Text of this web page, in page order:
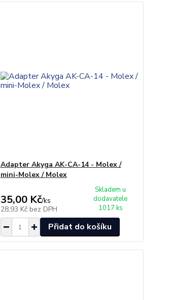
Adapter Akyga AK-CA-14 - Molex /
mini-Molex / Molex
35,00 Kč/ks
28,93 Kč bez DPH
Skladem u
dodavatele
1017 ks
Přidat do košíku